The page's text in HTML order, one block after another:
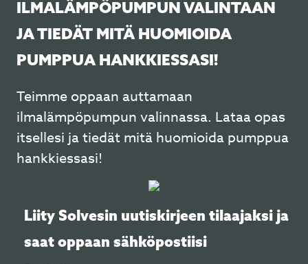
ILMALÄMPÖPUMPUN VALINTAAN
JA TIEDÄT MITÄ HUOMIOIDA
PUMPPUA HANKKIESSASI!
Teimme oppaan auttamaan
ilmalämpöpumpun valinnassa. Lataa opas
itsellesi ja tiedät mitä huomioida pumppua
hankkiessasi!
Liity Solvesin uutiskirjeen tilaajaksi ja
saat oppaan sähköpostiisi